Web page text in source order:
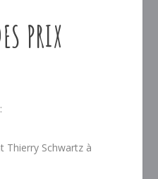
PRIX
Thierry Schwartz à